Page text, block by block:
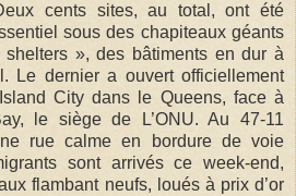
cents sites, au total, ont été
sous des chapiteaux géants
», des bâtiments en dur à
Le dernier a ouvert officiellement
City dans le Queens, face à
le siège de L’ONU. Au 47-11
rue calme en bordure de voie
sont arrivés ce week-end,
flambant neufs, loués à prix d’or